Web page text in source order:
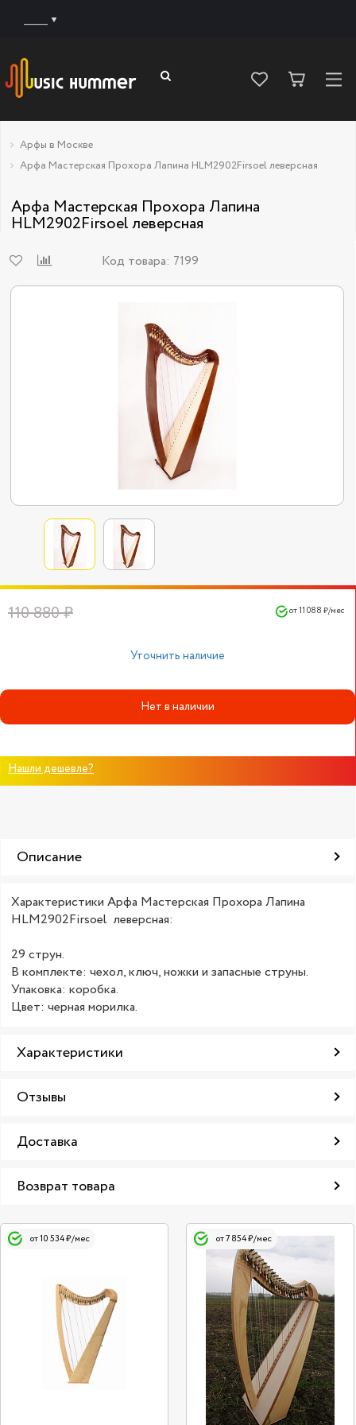
Арфы в Москве
Арфа Мастерская Прохора Лапина HLM2902Firsoel леверсная
Арфа Мастерская Прохора Лапина
HLM2902Firsoel леверсная
Код товара: 7199
110 880 ₽ от 11 088 ₽/мес
Уточнить наличие
Нет в наличии
Нашли дешевле?
Описание
Характеристики Арфа Мастерская Прохора Лапина
HLM2902Firsoel леверсная:
29 струн.
В комплекте: чехол, ключ, ножки и запасные струны.
Упаковка: коробка.
Цвет: черная морилка.
Характеристики
Отзывы
Доставка
Возврат товара
от 10 534 ₽/мес от 7 854 ₽/мес